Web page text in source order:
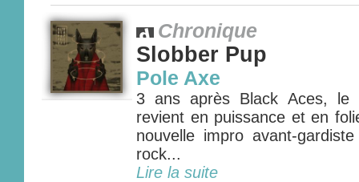
Chronique
Slobber Pup
Pole Axe
3 ans après Black Aces, le
revient en puissance et en
nouvelle impro avant-
rock...
Lire la suite